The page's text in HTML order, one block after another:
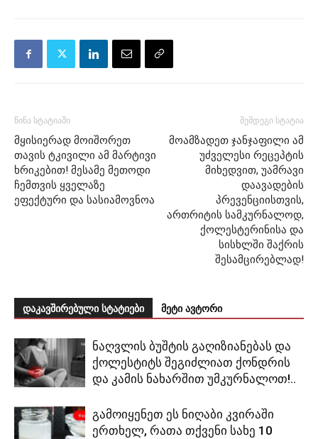
წინა სტატიაში
მყისიერად მოიშორეთ
თავის ტკივილი ამ მარტივი
ხრიკებით! მესამე მეთოდი
ჩემთვის ყველაზე
ეფექტური და სასიამოვნოა
შემდეგი სტატია
მოამზადეთ ჯანჯაფილი ამ
უძველესი რეცეპტის
მიხედვით, უამრავი
დაავადების
პრევენციისთვის,
ართრიტის სამკურნალოდ,
ქოლესტერინისა და
სისხლში შაქრის
შესამცირებლად!
დაკავშირებული სტატიები მეტი ავტორი
ნაღვლის ბუშტის გაღიზიანებას და
ქოლესტიტს შეგიძლიათ ქონდრის
და კამის ნახარშით უმკურნალოთ!..
გამოიყენეთ ეს ნიღაბი კვირაში
ერთხელ, რათა თქვენი სახე 10